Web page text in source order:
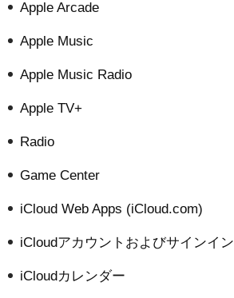
Apple Arcade
Apple Music
Apple Music Radio
Apple TV+
Radio
Game Center
iCloud Web Apps (iCloud.com)
iCloudアカウントおよびサインイン
iCloudカレンダー